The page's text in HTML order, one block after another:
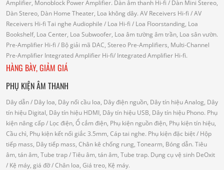
Amplifier, Monoblock Power Amplifier. Dàn âm thanh Hi-fi / Dàn Mini Stereo,
Dàn Stereo, Dàn Home Theater, Loa không dây. AV Receivers Hi-fi / AV
Receivers Hi-fi Tai nghe Audiophile / Loa Hi-fi / Loa Floorstanding, Loa
Bookshelf, Loa Center, Loa Subwoofer, Loa âm tường âm trần, Loa sân vườn.
Pre-Amplifier Hi-fi / Bộ giải mã DAC, Stereo Pre-Amplifiers, Multi-Channel
Pre-Amplifier Integrated Amplifier Hi-fi/ Integrated Amplifier Hi-fi.
HÀNG BÀY, GIẢM GIÁ
PHỤ KIỆN ÂM THANH
Dây dẫn/ Dây loa, Dây nối cầu loa, Dây điện nguồn, Dây tín hiệu Analog, Dây
tín hiệu Digital, Dây tín hiệu HDMI, Dây tín hiệu USB, Dây tín hiệu Phono. Phụ
kiện nâng cấp/ Lọc điện, Ổ cắm điện, Phụ kiện nguồn điện, Phụ kiện tín hiệu,
Cầu chì, Phụ kiện kết nối giắc 3.5mm, Cáp tai nghe. Phụ kiện đặc biệt/ Hộp
tiếp mass, Dây tiếp mass, Chân kê chống rung, Tonearm, Bóng dẫn. Tiêu
âm, tán âm, Tube trap/ Tiêu âm, tán âm, Tube trap. Dụng cụ vệ sinh DeOxit
/ Kệ máy, giá đỡ/ Chân loa, Giá treo, Kệ máy.